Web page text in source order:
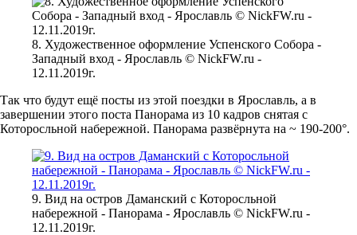
8. Художественное оформление Успенского Собора -
Западный вход - Ярославль © NickFW.ru -
12.11.2019г.
Так что будут ещё посты из этой поездки в Ярославль, а в
завершении этого поста Панорама из 10 кадров снятая с
Которосльной набережной. Панорама развёрнута на ~ 190-200°.
9. Вид на остров Даманский с Которосльной
набережной - Панорама - Ярославль © NickFW.ru -
12.11.2019г.